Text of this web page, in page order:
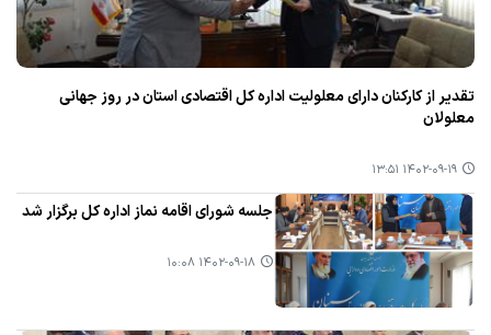
تقدیر از كاركنان دارای معلولیت اداره كل اقتصادی استان در روز جهانی
معلولان
۱۴۰۲-۰۹-۱۹ ۱۳:۵۱
جلسه شورای اقامه نماز اداره كل برگزار شد
۱۴۰۲-۰۹-۱۸ ۱۰:۰۸